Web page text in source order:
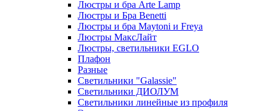
Люстры и бра Arte Lamp
Люстры и Бра Benetti
Люстры и бра Maytoni и Freya
Люстры МаксЛайт
Люстры, светильники EGLO
Плафон
Разные
Светильники "Galassie"
Светильники ДИОЛУМ
Светильники линейные из профиля